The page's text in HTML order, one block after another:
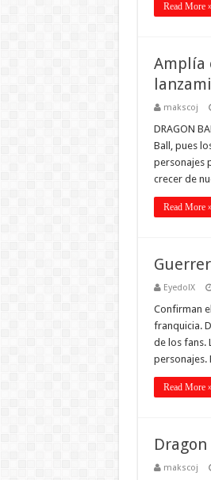
Read More
Amplía
makscoj
DRAGON
Ball, pues
personajes
crecer de
Read More
EyedolX
Confirman
franquicia.
de los fans.
personajes.
Read More
makscoj